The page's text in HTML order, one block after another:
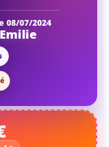
08/07/2024